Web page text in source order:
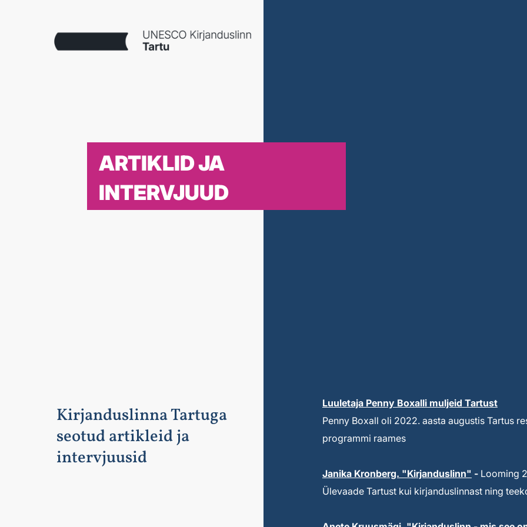
ARTIKLID JA
INTERVJUUD
Kirjanduslinna Tartuga
seotud artikleid ja
intervjuusid
Luuletaja Penny Boxalli muljeid Tartust
Penny Boxall oli 2022. aasta augustis Tartus
programmi raames
Janika Kronberg. "Kirjanduslinn" -Looming
Ülevaade Tartust kui kirjanduslinnast ning